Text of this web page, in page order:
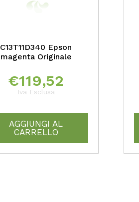
C13T11D340 Epson
magenta Originale
€119,52
Iva Esclusa
AGGIUNGI AL
CARRELLO